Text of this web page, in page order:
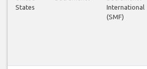
States
International
(SMF)